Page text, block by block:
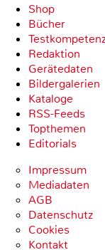
Shop
Bücher
Redaktion
Gerätedaten
Bildergalerien
Kataloge
RSS-Feeds
Topthemen
Editorials
Impressum
Mediadaten
AGB
Datenschutz
Cookies
Kontakt